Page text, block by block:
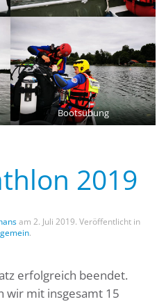
Bootsübung
2019
am 2. Juli 2019. Veröffentlicht in
.
erfolgreich beendet.
wir mit insgesamt 15